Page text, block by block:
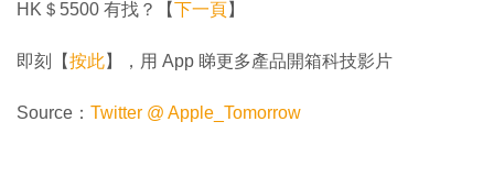
HK＄5500 有找？【下一頁】
即刻【按此】，用 App 睇更多產品開箱科技影片
Source： Twitter @ Apple_Tomorrow